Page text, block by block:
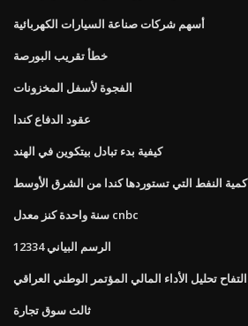
أسهم شركات صناعة السيارات الكهربائية
خطأ تقريب البورصة
الفجوة لأسفل المخزونات
عقود الدفاع كندا
كيفية بدء تبادل بيتكوين في الهند
كمية النفط التي تستوردها كندا من الشرق الأوسط
سنة واحدة كنز معدل cnbc
الرسم البياني 12334
التفاح تحليل الأداء المالي المؤتمر الوطني العراقي
ثالث سوق تجارة